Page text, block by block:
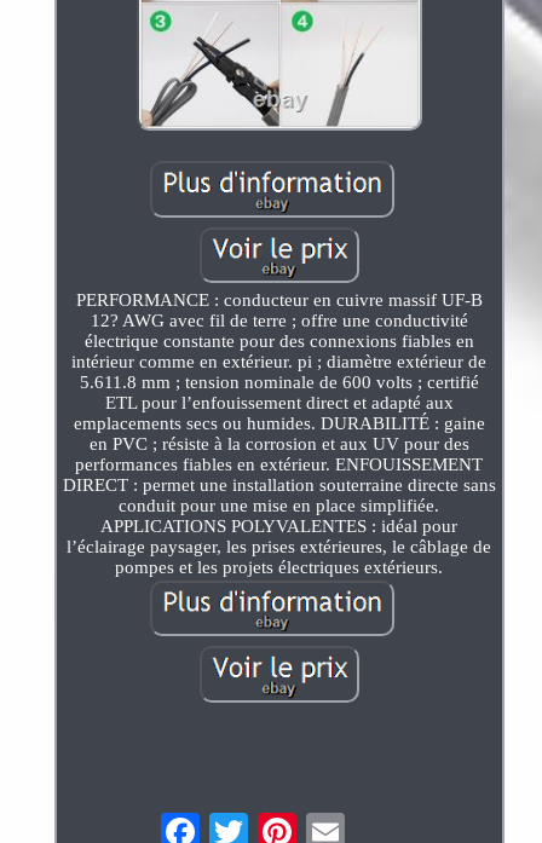
PERFORMANCE : conducteur en cuivre massif UF-B
12? AWG avec fil de terre ; offre une conductivité
électrique constante pour des connexions fiables en
intérieur comme en extérieur. pi ; diamètre extérieur de
5.611.8 mm ; tension nominale de 600 volts ; certifié
ETL pour l’enfouissement direct et adapté aux
emplacements secs ou humides. DURABILITÉ : gaine
en PVC ; résiste à la corrosion et aux UV pour des
performances fiables en extérieur. ENFOUISSEMENT
DIRECT : permet une installation souterraine directe sans
conduit pour une mise en place simplifiée.
APPLICATIONS POLYVALENTES : idéal pour
l’éclairage paysager, les prises extérieures, le câblage de
pompes et les projets électriques extérieurs.